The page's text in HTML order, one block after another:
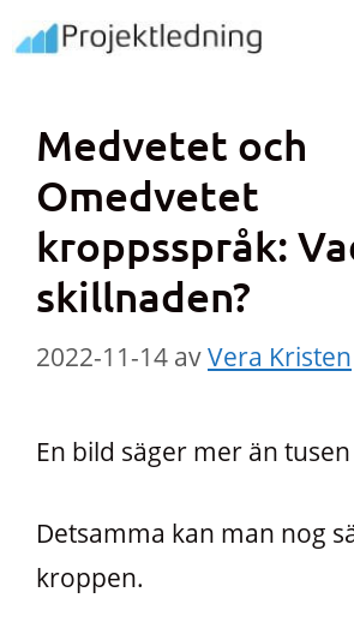
Hoppa
till
Medvetet och
Omedvetet
kroppsspråk:
skillnaden?
2022-11-14 avVera Kristen
En bild säger mer än
Detsamma kan man nog
kroppen.